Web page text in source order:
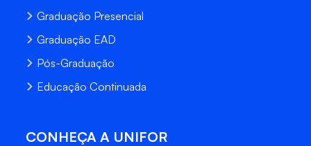
Graduação Presencial
Graduação EAD
Pós-Graduação
Educação Continuada
CONHEÇA A UNIFOR